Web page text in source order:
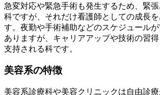
急変対応や緊急手術も発生するため、緊
科ですが、それだけ看護師としての成長
す。夜勤や手術補助などのスケジュール
ありますが、キャリアアップや技術の習
支持される科です。
美容系の特徴
美容系診療科や美容クリニックは自由診